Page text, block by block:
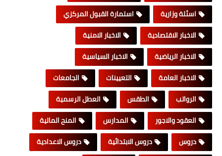
اسئلة وزارية
استمارة القبول المركزي
الاخبار الاقتصادية
الاخبار الامنية
الاخبار الرياضية
الاخبار السياسية
الاخبار العامة
التعيينات
الجامعات
الرواتب
الطقس
العطل الرسمية
العقود والاجور
المدارس
المنح المالية
دروس
دروس الابتدائية
دروس الاعدادية